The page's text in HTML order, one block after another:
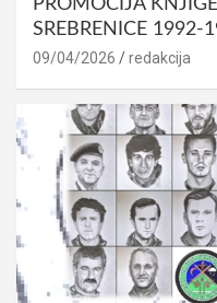
PROMOCIJA
SREBRENICE 1992-
09/04/2026 redakcija